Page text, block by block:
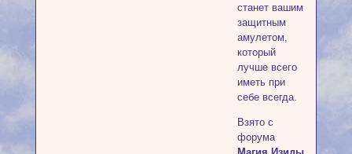
станет вашим
защитным
амулетом,
который
лучше всего
иметь при
себе всегда.
Взято с
форума